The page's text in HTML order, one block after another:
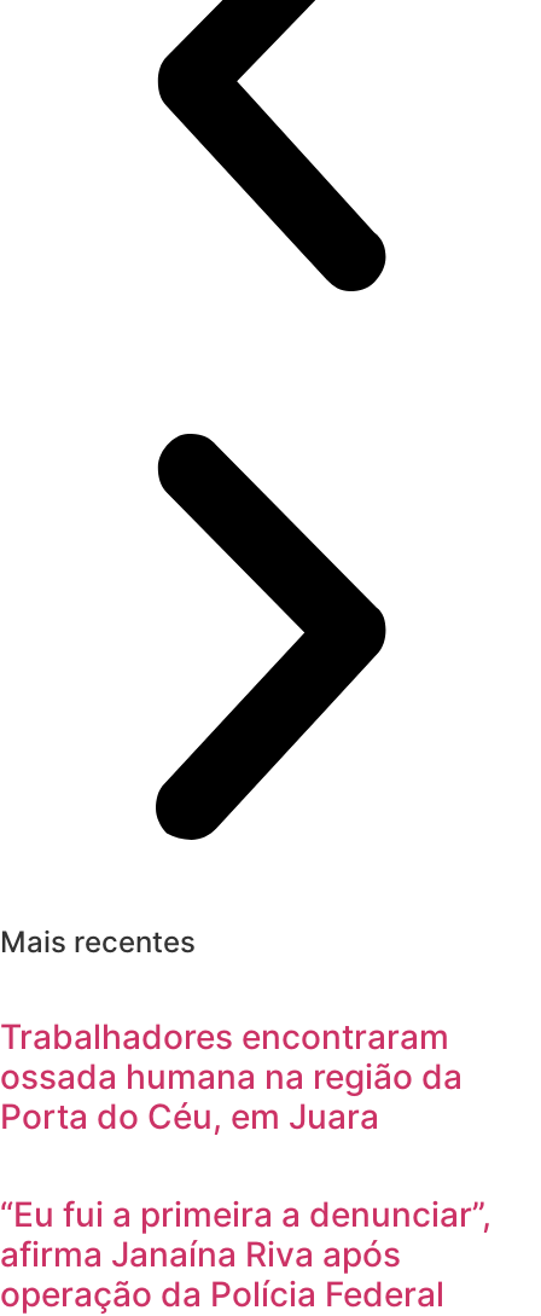
Mais recentes
Trabalhadores encontraram
ossada humana na região da
Porta do Céu, em Juara
“Eu fui a primeira a denunciar”,
afirma Janaína Riva após
operação da Polícia Federal